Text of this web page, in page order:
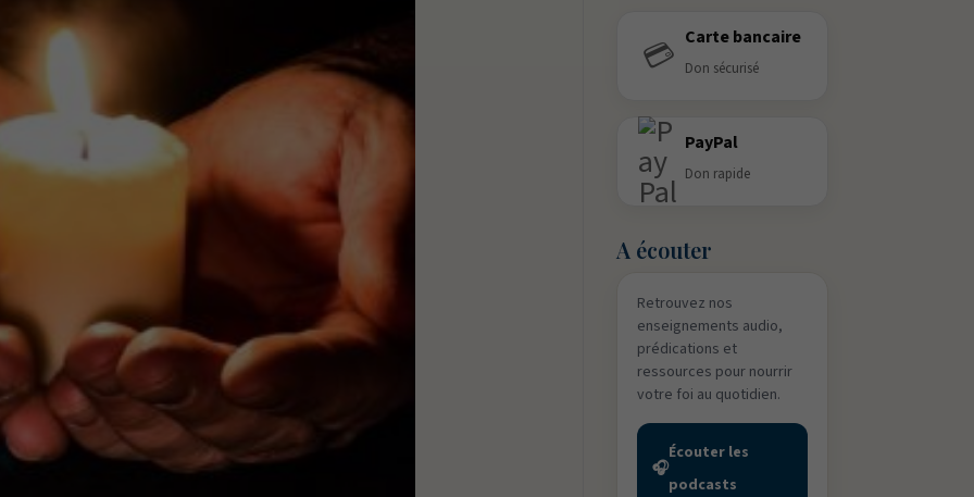
💳 Carte bancaire
Don sécurisé
PayPal
Don rapide
A écouter
Retrouvez nos
enseignements audio,
prédications et
ressources pour nourrir
votre foi au quotidien.
🎧
Écouter les
podcasts